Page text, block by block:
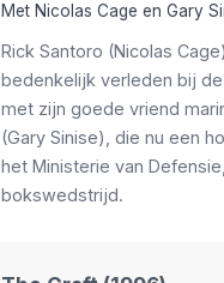
Met Nicolas Cage en Gary
Rick Santoro (Nicolas
bedenkelijk verleden bij
met zijn goede vriend
(Gary Sinise), die nu een
het Ministerie van
bokswedstrijd.